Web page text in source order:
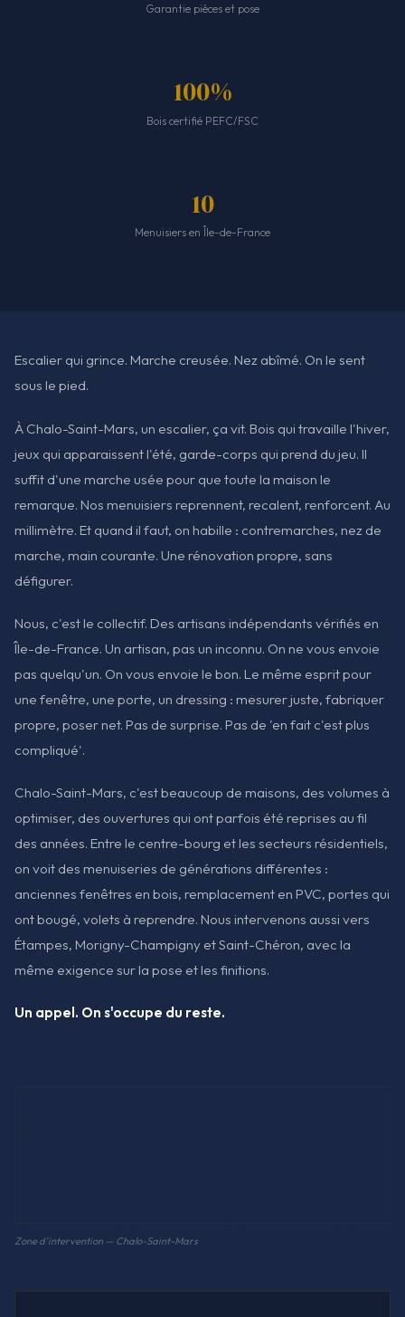
Garantie pièces et pose
100%
Bois certifié PEFC/FSC
10
Menuisiers en Île-de-France
Escalier qui grince. Marche creusée. Nez abîmé. On le sent
sous le pied.
À Chalo-Saint-Mars, un escalier, ça vit. Bois qui travaille l'hiver,
jeux qui apparaissent l'été, garde-corps qui prend du jeu. Il
suffit d'une marche usée pour que toute la maison le
remarque. Nos menuisiers reprennent, recalent, renforcent. Au
millimètre. Et quand il faut, on habille : contremarches, nez de
marche, main courante. Une rénovation propre, sans
défigurer.
Nous, c'est le collectif. Des artisans indépendants vérifiés en
Île-de-France. Un artisan, pas un inconnu. On ne vous envoie
pas quelqu'un. On vous envoie le bon. Le même esprit pour
une fenêtre, une porte, un dressing : mesurer juste, fabriquer
propre, poser net. Pas de surprise. Pas de 'en fait c'est plus
compliqué'.
Chalo-Saint-Mars, c'est beaucoup de maisons, des volumes à
optimiser, des ouvertures qui ont parfois été reprises au fil
des années. Entre le centre-bourg et les secteurs résidentiels,
on voit des menuiseries de générations différentes :
anciennes fenêtres en bois, remplacement en PVC, portes qui
ont bougé, volets à reprendre. Nous intervenons aussi vers
Étampes, Morigny-Champigny et Saint-Chéron, avec la
même exigence sur la pose et les finitions.
Un appel. On s'occupe du reste.
Zone d'intervention — Chalo-Saint-Mars